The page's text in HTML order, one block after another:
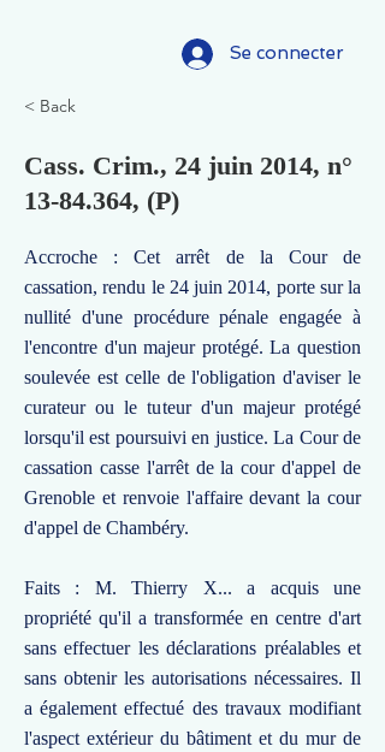
Se connecter
< Back
Cass. Crim., 24 juin 2014, n°
13-84.364, (P)
Accroche : Cet arrêt de la Cour de
cassation, rendu le 24 juin 2014, porte sur la
nullité d'une procédure pénale engagée à
l'encontre d'un majeur protégé. La question
soulevée est celle de l'obligation d'aviser le
curateur ou le tuteur d'un majeur protégé
lorsqu'il est poursuivi en justice. La Cour de
cassation casse l'arrêt de la cour d'appel de
Grenoble et renvoie l'affaire devant la cour
d'appel de Chambéry.
Faits : M. Thierry X... a acquis une
propriété qu'il a transformée en centre d'art
sans effectuer les déclarations préalables et
sans obtenir les autorisations nécessaires. Il
a également effectué des travaux modifiant
l'aspect extérieur du bâtiment et du mur de